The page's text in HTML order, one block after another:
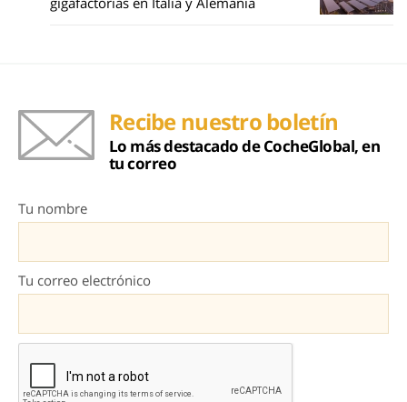
Recibe nuestro boletín
Lo más destacado de CocheGlobal, en
tu correo
Tu nombre
Tu correo electrónico